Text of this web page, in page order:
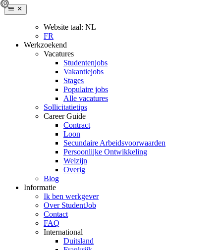
Website taal: NL
FR
Werkzoekend
Vacatures
Studentenjobs
Vakantiejobs
Stages
Populaire jobs
Alle vacatures
Sollicitatietips
Career Guide
Contract
Loon
Secundaire Arbeidsvoorwaarden
Persoonlijke Ontwikkeling
Welzijn
Overig
Blog
Informatie
Ik ben werkgever
Over StudentJob
Contact
FAQ
International
Duitsland